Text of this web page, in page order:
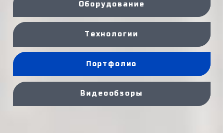
Оборудование
Технологии
Портфолио
Видеообзоры